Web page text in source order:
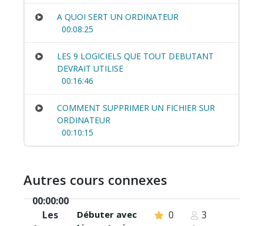
A QUOI SERT UN ORDINATEUR
00:08:25
LES 9 LOGICIELS QUE TOUT DEBUTANT
DEVRAIT UTILISE
00:16:46
COMMENT SUPPRIMER UN FICHIER SUR
ORDINATEUR
00:10:15
Autres cours connexes
00:00:00
Les
Débuter avec
0 3